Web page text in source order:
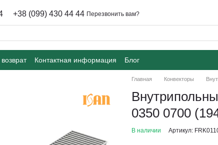
+38 (099) 430 44 44 Перезвонить вам?
Контактная информация Блог
Главная Конвекторы
0350 0700
В наличии Артикул: